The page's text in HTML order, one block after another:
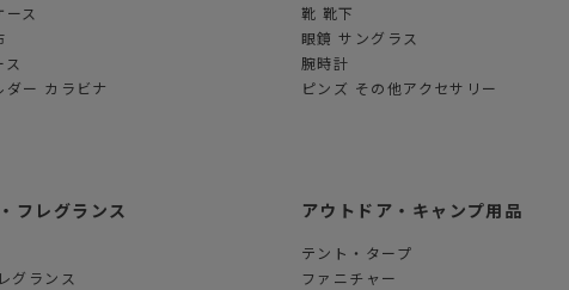
ス
ダー カラビナ
靴 靴下
眼鏡 サングラス
腕時計
ピンズ その他アクセサリー
フレグランス
グランス
アウトドア・キャンプ用品
テント・タープ
ファニチャー